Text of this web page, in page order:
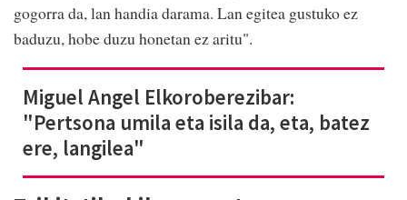
gogorra da, lan handia darama. Lan egitea gustuko ez
baduzu, hobe duzu honetan ez aritu".
Miguel Angel Elkoroberezibar:
"Pertsona umila eta isila da, eta, batez
ere, langilea"